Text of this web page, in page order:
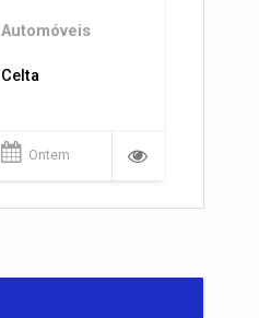
Automóveis
Celta
Ontem